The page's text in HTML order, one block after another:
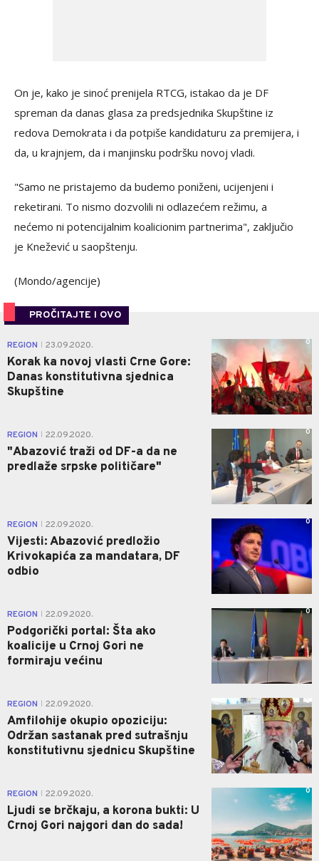
On je, kako je sinoć prenijela RTCG, istakao da je DF
spreman da danas glasa za predsjednika Skupštine iz
redova Demokrata i da potpiše kandidaturu za premijera, i
da, u krajnjem, da i manjinsku podršku novoj vladi.
"Samo ne pristajemo da budemo poniženi, ucijenjeni i
reketirani. To nismo dozvolili ni odlazećem režimu, a
nećemo ni potencijalnim koalicionim partnerima", zaključio
je Knežević u saopštenju.
(Mondo/agencije)
PROČITAJTE I OVO
REGION 23.09.2020.
Korak ka novoj vlasti Crne Gore:
Danas konstitutivna sjednica
Skupštine
0
REGION 22.09.2020.
"Abazović traži od DF-a da ne
predlaže srpske političare"
0
REGION 22.09.2020.
Vijesti: Abazović predložio
Krivokapića za mandatara, DF
odbio
0
REGION 22.09.2020.
Podgorički portal: Šta ako
koalicije u Crnoj Gori ne
formiraju većinu
0
REGION 22.09.2020.
Amfilohije okupio opoziciju:
Održan sastanak pred sutrašnju
konstitutivnu sjednicu Skupštine
0
REGION 22.09.2020.
Ljudi se brčkaju, a korona bukti: U
Crnoj Gori najgori dan do sada!
0